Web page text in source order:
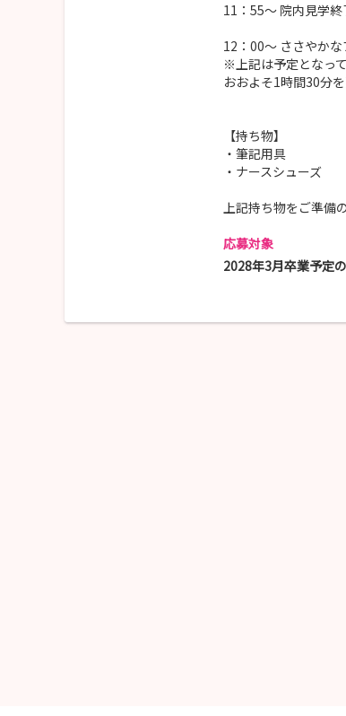
11：55～ 院内見学
12：00～ ささやか
※上記は予定となっ
おおよそ1時間30分を
【持ち物】
・筆記用具
・ナースシューズ
上記持ち物をご準備
応募対象
2028年3月卒業予定